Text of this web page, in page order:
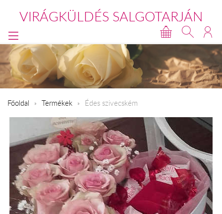
VIRÁGKÜLDÉS SALGOTARJÁN
Főoldal Termékek Édes szivecském